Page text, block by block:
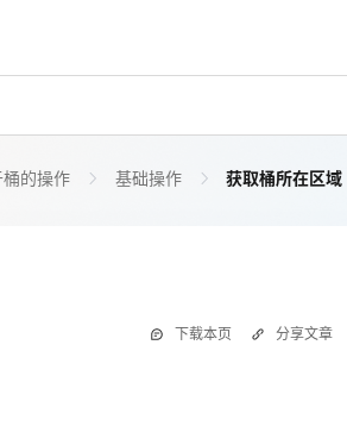
NEW 聚力AI赋能 天
“一云多芯、一云
桶的操作 基础操作 获取桶所在区域
下载本页 分享文章